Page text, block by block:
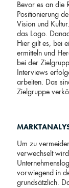
Bevor es an die
Positionierung
Vision und
das Logo.
Hier gilt es, bei
ermitteln und
bei der
Interviews
arbeiten. Das
Zielgruppe
Um zu
verwechselt
vorwiegend in
grundsätzlich.